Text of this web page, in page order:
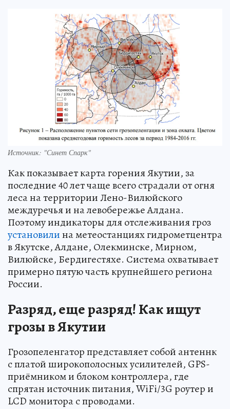
Источник: "Синет Спарк"
Как показывает карта горения Якутии, за
последние 40 лет чаще всего страдали от огня
леса на территории Лено-Вилюйского
междуречья и на левобережье Алдана.
Поэтому индикаторы для отслеживания гроз
установилина метеостанциях гидрометцентра
в Якутске, Алдане, Олекминске, Мирном,
Вилюйске, Бердигестяхе. Система охватывает
примерно пятую часть крупнейшего региона
России.
Разряд, еще разряд! Как ищут
грозы в Якутии
Грозопеленгатор представляет собой антеннк
с платой широкополосных усилителей, GPS-
приёмником и блоком контроллера, где
спрятан источник питания, WiFi/3G роутер и
LCD монитора с проводами.